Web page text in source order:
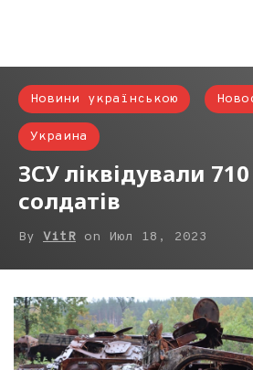
Новини українською
Украина
ЗСУ ліквідували
солдатів
By VitR on Июл 18, 2023